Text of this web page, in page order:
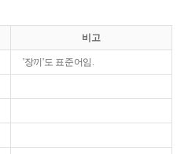
비고
'장끼'도 표준어임.